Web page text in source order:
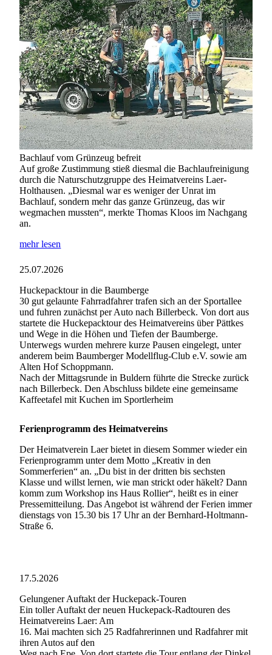
Bachlauf vom Grünzeug befreit
Auf große Zustimmung stieß diesmal die Bachlaufreinigung
durch die Naturschutzgruppe des Heimatvereins Laer-
Holthausen. „Diesmal war es weniger der Unrat im
Bachlauf, sondern mehr das ganze Grünzeug, das wir
wegmachen mussten“, merkte Thomas Kloos im Nachgang
an.
mehr lesen
25.07.2026
Huckepacktour in die Baumberge
30 gut gelaunte Fahrradfahrer trafen sich an der Sportallee
und fuhren zunächst per Auto nach Billerbeck. Von dort aus
startete die Huckepacktour des Heimatvereins über Pättkes
und Wege in die Höhen und Tiefen der Baumberge.
Unterwegs wurden mehrere kurze Pausen eingelegt, unter
anderem beim Baumberger Modellflug-Club e.V. sowie am
Alten Hof Schoppmann.
Nach der Mittagsrunde in Buldern führte die Strecke zurück
nach Billerbeck. Den Abschluss bildete eine gemeinsame
Kaffeetafel mit Kuchen im Sportlerheim
Ferienprogramm des Heimatvereins
Der Heimatverein Laer bietet in diesem Sommer wieder ein
Ferienprogramm unter dem Motto „Kreativ in den
Sommerferien“ an. „Du bist in der dritten bis sechsten
Klasse und willst lernen, wie man strickt oder häkelt? Dann
komm zum Workshop ins Haus Rollier“, heißt es in einer
Pressemitteilung. Das Angebot ist während der Ferien immer
dienstags von 15.30 bis 17 Uhr an der Bernhard-Holtmann-
Straße 6.
17.5.2026
Gelungener Auftakt der Huckepack-Touren
Ein toller Auftakt der neuen Huckepack-Radtouren des
Heimatvereins Laer: Am
16. Mai machten sich 25 Radfahrerinnen und Radfahrer mit
ihren Autos auf den